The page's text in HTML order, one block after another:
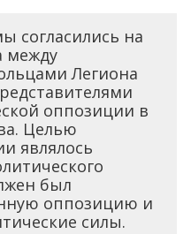
согласились на
между
Легиона
оппозиции в
Целью
являлось
был
оппозицию и
силы.